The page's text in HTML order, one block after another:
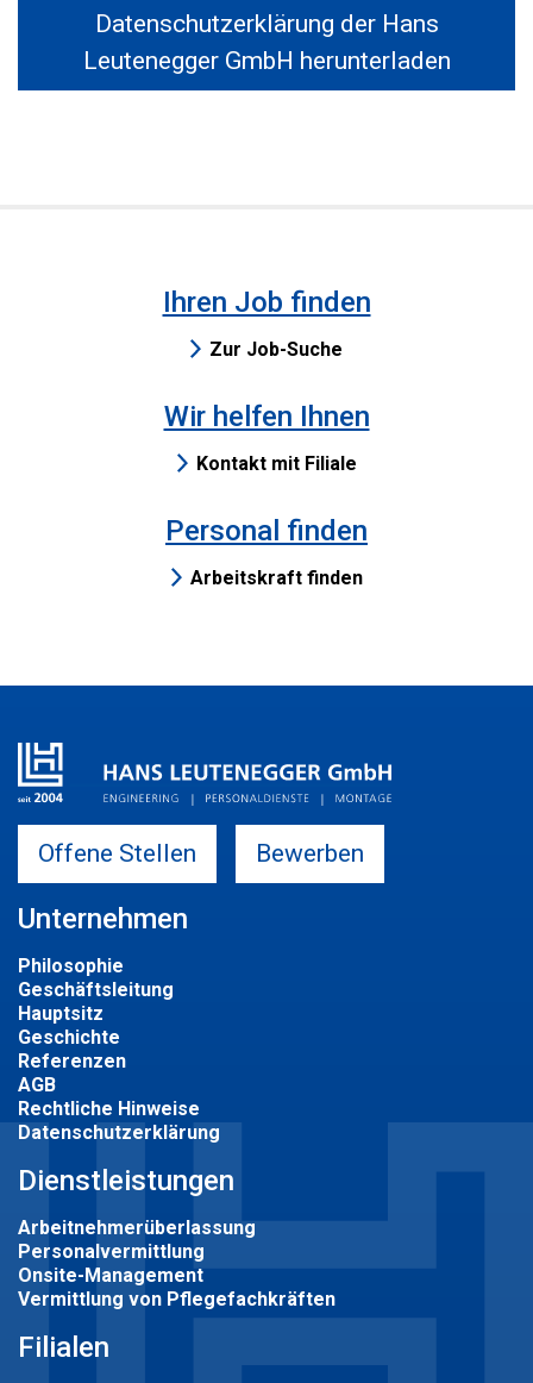
Datenschutzerklärung der Hans
Leutenegger GmbH herunterladen
Ihren Job finden
Zur Job-Suche
Wir helfen Ihnen
Kontakt mit Filiale
Personal finden
Arbeitskraft finden
Offene Stellen Bewerben
Unternehmen
Philosophie
Geschäftsleitung
Hauptsitz
Geschichte
Referenzen
AGB
Rechtliche Hinweise
Datenschutzerklärung
Dienstleistungen
Arbeitnehmerüberlassung
Personalvermittlung
Onsite-Management
Vermittlung von Pflegefachkräften
Filialen